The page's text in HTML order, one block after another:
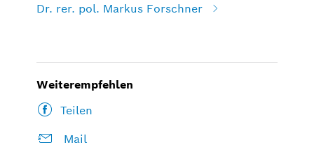
Dr. rer. pol. Markus Forschner
Weiterempfehlen
Teilen
Mail